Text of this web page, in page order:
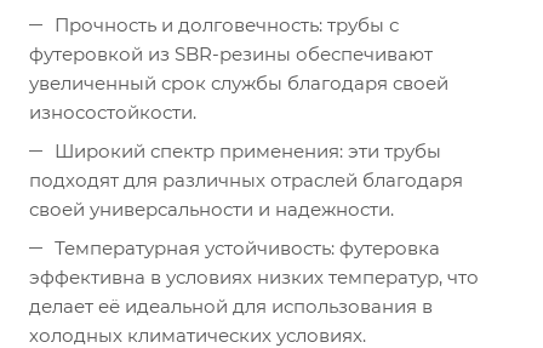
Прочность и долговечность: трубы с
футеровкой из SBR-резины обеспечивают
увеличенный срок службы благодаря своей
износостойкости.
Широкий спектр применения: эти трубы
подходят для различных отраслей благодаря
своей универсальности и надежности.
Температурная устойчивость: футеровка
эффективна в условиях низких температур, что
делает её идеальной для использования в
холодных климатических условиях.